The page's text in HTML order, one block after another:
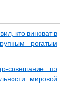
кто виноват в
рогатым
совещание по
мировой